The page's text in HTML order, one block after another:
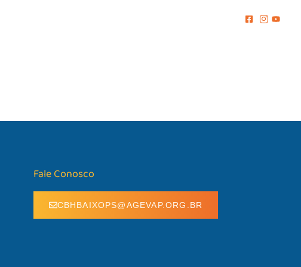
Fale Conosco
CBHBAIXOPS@AGEVAP.ORG.BR